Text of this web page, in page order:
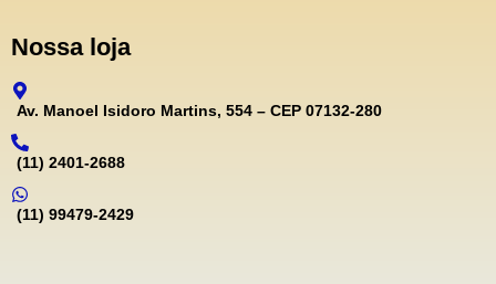
Nossa loja
Av. Manoel Isidoro Martins, 554 – CEP 07132-280
(11) 2401-2688
(11) 99479-2429